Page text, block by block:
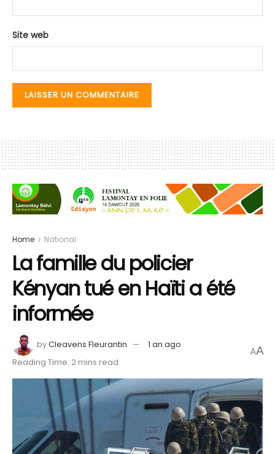
Site web
Home National
La famille du policier
Kényan tué en Haïti a été
informée
byCleavens Fleurantin
1 an ago
Reading Time: 2 mins read
AA